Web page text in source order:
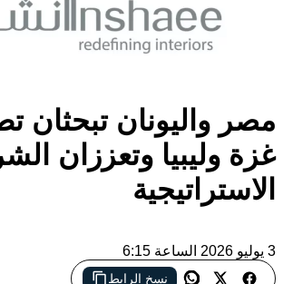
مصر واليونان تبحثان
غزة وليبيا وتعززان
الاستراتيجية
3 يوليو 2026 الساعة 6:15
نسخ الرابط